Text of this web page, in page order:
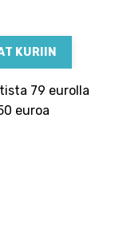
KURIIN
79 eurolla
euroa